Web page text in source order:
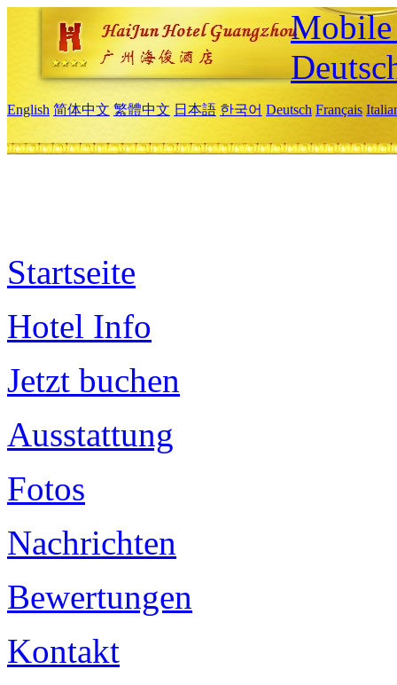
Mobile
English 简体中文 繁體中文 日本語 한국어 Deutsch Français
Startseite
Hotel Info
Jetzt buchen
Ausstattung
Fotos
Nachrichten
Bewertungen
Kontakt